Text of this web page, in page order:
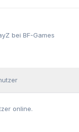
bei BF-Games
online.